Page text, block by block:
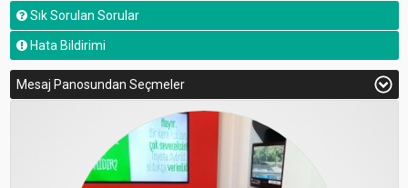
Sık Sorulan Sorular
Hata Bildirimi
Mesaj Panosundan Seçmeler